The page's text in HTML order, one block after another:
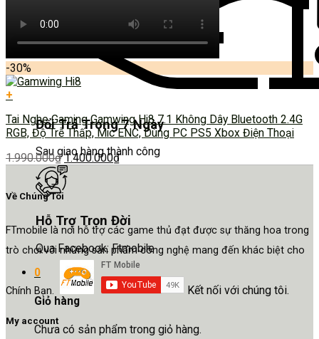
Đổi Trả Trong 7 Ngày
Sau giao hàng thành công
Hỗ Trợ Trọn Đời
Qua Facebook: Ftmobile
0
Giỏ hàng
Chưa có sản phẩm trong giỏ hàng.
-30%
+
Tai Nghe Gaming Gamwing Hi8 7.1 Không Dây Bluetooth 2.4G
RGB, Độ Trễ Thấp, Mic ENC, Dùng PC PS5 Xbox Điện Thoại
1.990.000₫ 1.400.000₫
Về Chúng Tôi
FTmobile là nơi hỗ trợ các game thủ đạt được sự thăng hoa trong
trò chơi với những sản phẩm công nghệ mang đến khác biệt cho
Chính Bạn. Kết nối với chúng tôi.
My account